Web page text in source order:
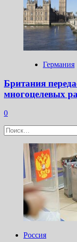
Германия
Британия
многоцелевых
0
Найти:
Россия